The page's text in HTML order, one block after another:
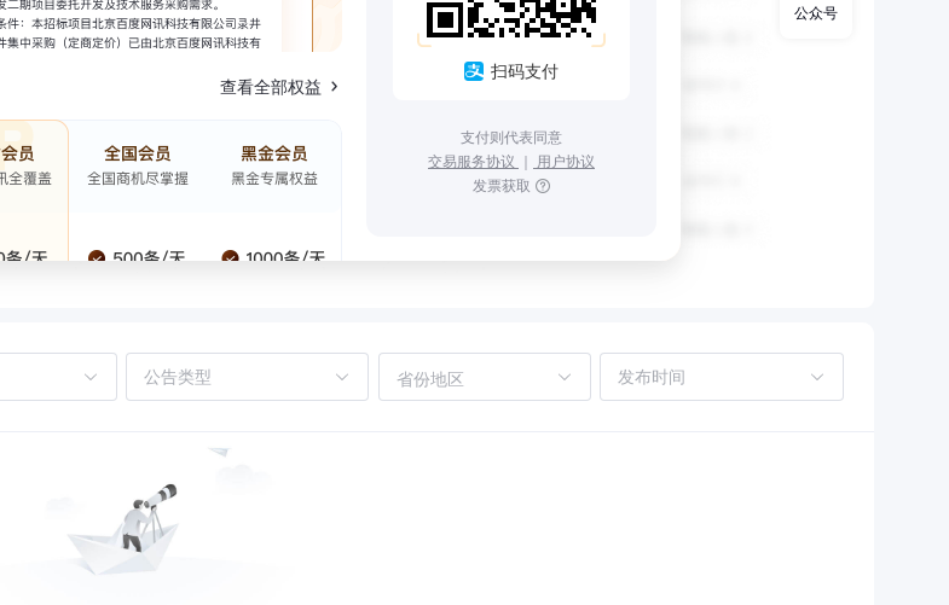
查看全部权益
扫码支付
支付则代表同意
交易服务协议 ｜ 用户协议
发票获取
省份地区
公众号